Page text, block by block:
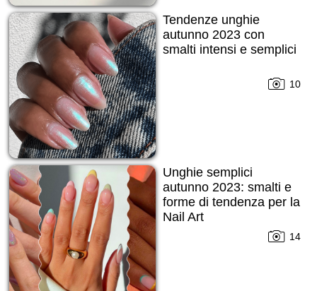
Tendenze unghie
autunno 2023 con
smalti intensi e semplici
10
Unghie semplici
autunno 2023: smalti e
forme di tendenza per la
Nail Art
14